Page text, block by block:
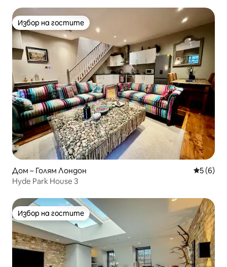
Избор на гостите
Избор на гостите
Дом – Голям Лондон Средна
5 (6)
Hyde Park House 3
Избор на гостите
Избор на гостите